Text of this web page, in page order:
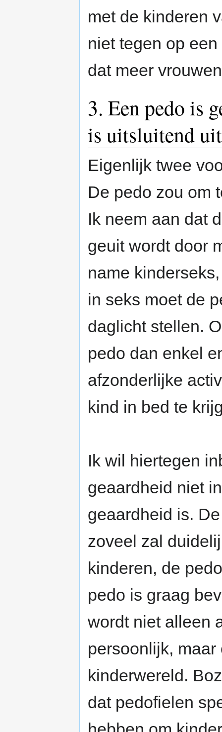
met de kinderen
niet tegen op
dat meer
3. Een pedo is
is uitsluitend
Eigenlijk twee
De pedo zou om
Ik neem aan dat
geuit wordt door
name
in seks moet de
daglicht stellen.
pedo dan enkel
afzonderlijke
kind in bed te
Ik wil hiertegen
geaardheid niet
geaardheid is.
zoveel zal
kinderen, de
pedo is graag
wordt niet alleen
persoonlijk,
kinderwereld.
dat pedofielen